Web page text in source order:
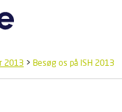
2013 > Besøg os på ISH 2013